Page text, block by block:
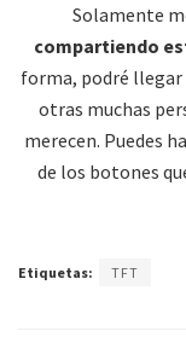
Solamente
compartiendo
forma, podré llegar
otras muchas
merecen. Puedes
de los botones
Etiquetas: TFT